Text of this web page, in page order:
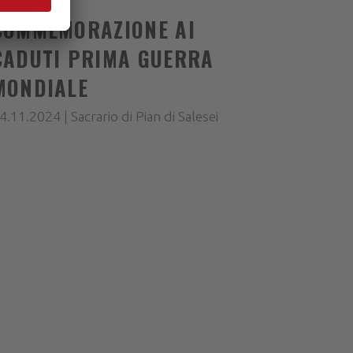
AI
PRIMA GUERRA
| Sacrario di Pian di Salesei